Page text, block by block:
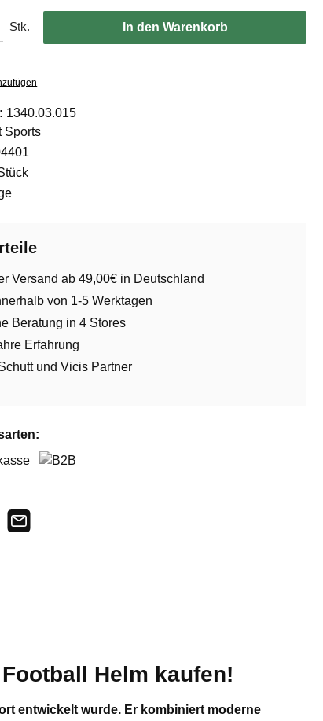
Stk. In den Warenkorb
1340.03.015
Sports
Versand ab 49,00€ in Deutschland
von 1-5 Werktagen
Beratung in 4 Stores
Erfahrung
und Vicis Partner
Helm kaufen!
entwickelt wurde. Er kombiniert moderne